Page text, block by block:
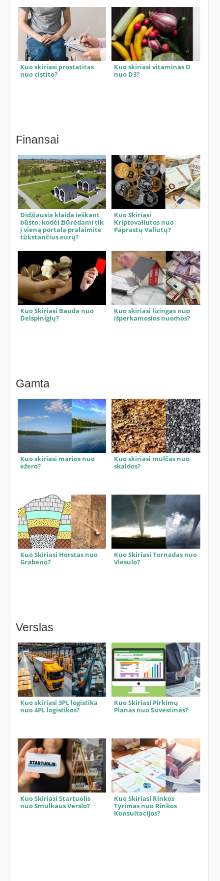
Kuo skiriasi prostatitas
nuo cistito?
Kuo skiriasi vitaminas D
nuo D3?
Finansai
Didžiausia klaida ieškant
būsto: kodėl žiūrėdami tik
į vieną portalą pralaimite
tūkstančius eurų?
Kuo Skiriasi
Kriptovaliutos nuo
Paprastų Valiutų?
Kuo Skiriasi Bauda nuo
Delspinigių?
Kuo skiriasi lizingas nuo
išperkamosios nuomos?
Gamta
Kuo skiriasi marios nuo
ežero?
Kuo skiriasi mulčas nuo
skaldos?
Kuo Skiriasi Horstas nuo
Grabeno?
Kuo Skiriasi Tornadas nuo
Viesulo?
Verslas
Kuo skiriasi 3PL logistika
nuo 4PL logistikos?
Kuo Skiriasi Pirkimų
Planas nuo Suvestinės?
Kuo Skiriasi Startuolis
nuo Smulkaus Verslo?
Kuo Skiriasi Rinkos
Tyrimas nuo Rinkos
Konsultacijos?